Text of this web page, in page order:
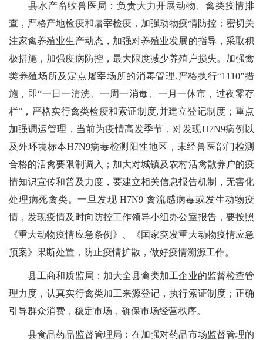
县水产畜牧兽医局：负责大力开展动物、禽类疫情排
查，严格产地检疫和屠宰检疫，加强动物疫情防控；密切关
注家禽养殖业生产动态，加强对养殖业发展的指导，采取积
极措施，加强疫病防控，最大限度减少养殖户损失。加强禽
类养殖场所及定点屠宰场所的消毒管理,严格执行“1110”措
施，即“一日一清洗、一周一消毒、一月一休市，过夜零存
栏”，严格实行禽类检疫和索证制度,并建立登记制度；重点
加强调运管理，当前为疫情高发季节，对发现H7N9病例以
及外环境标本H7N9病毒检测阳性地区，未经兽医部门检测
合格的活禽要限制调入；加大对城镇及农村活禽散养户的疫
情知识宣传和普及力度，要建立相关信息报告机制，无害化
处理病死禽类。一旦发现 H7N9 禽流感病毒或发生动物疫
情，发现疫情及时向防控工作领导小组办公室报告，要按照
《重大动物疫情应急条例》、《国家突发重大动物疫情应急
预案》果断处置，防止疫情扩散，做好疫情溯源工作。
县工商和质监局：加大全县禽类加工企业的监督检查管
理力度，认真实行禽类加工来源登记，执行索证制度；正确
引导群众消费，稳定市场，确保市场经营秩序。
县食品药品监督管理局：在加强对药品市场监督管理的